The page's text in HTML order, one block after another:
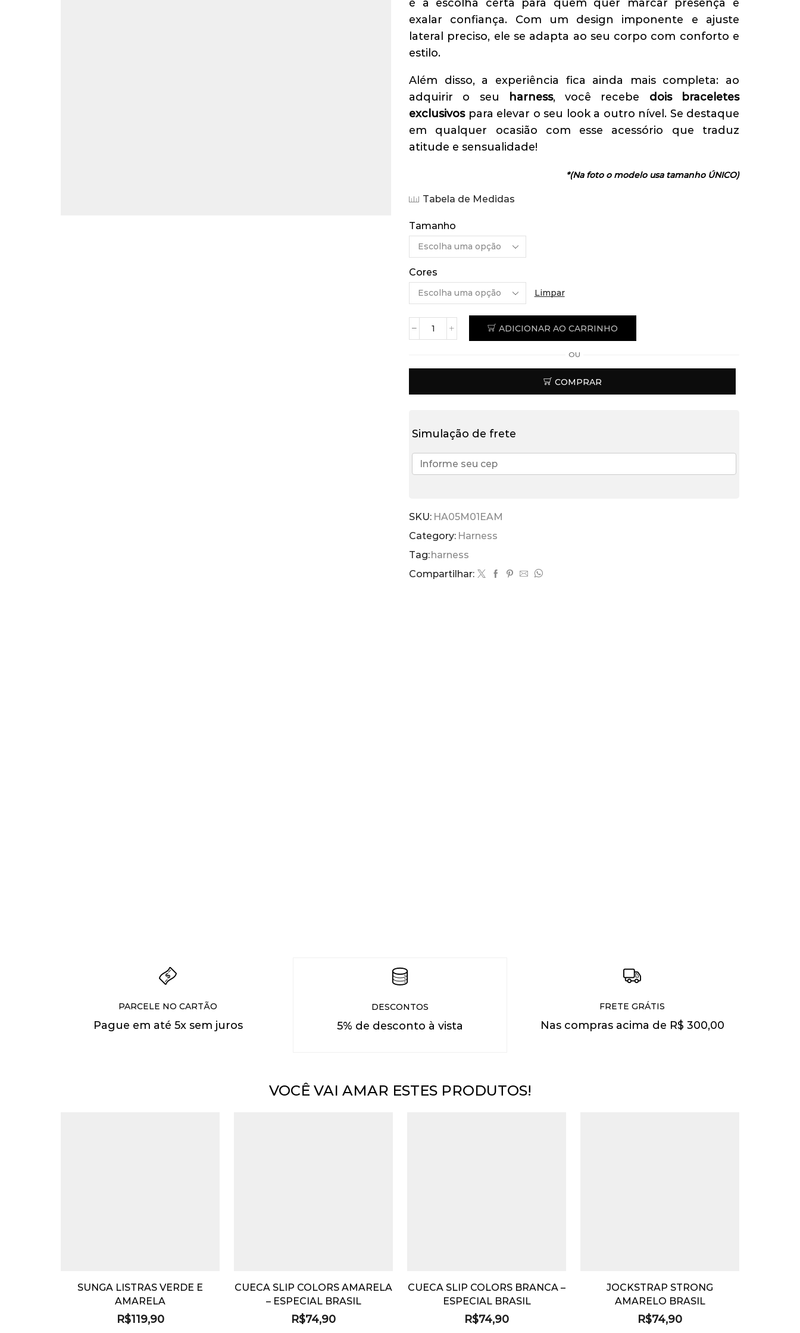
é a escolha certa para quem quer marcar presença e
exalar confiança. Com um design imponente e ajuste
lateral preciso, ele se adapta ao seu corpo com conforto e
estilo.
Além disso, a experiência fica ainda mais completa: ao
adquirir o seu
harness, você recebe dois braceletes
exclusivospara elevar o seu look a outro nível. Se destaque
em qualquer ocasião com esse acessório que traduz
atitude e sensualidade!
*(Na foto o modelo usa tamanho ÚNICO)
Tabela de Medidas
Tamanho
Cores
Limpar
ADICIONAR AO CARRINHO
OU
COMPRAR
Simulação de frete
SKU: HA05M01EAM
Category: Harness
Tag:harness
Compartilhar:
PARCELE NO CARTÃO
Pague em até 5x sem juros
DESCONTOS
5% de desconto à vista
FRETE GRÁTIS
Nas compras acima de R$ 300,00
VOCÊ VAI AMAR ESTES PRODUTOS!
SUNGA LISTRAS VERDE E
AMARELA
R$119,90
CUECA SLIP COLORS AMARELA
– ESPECIAL BRASIL
R$74,90
CUECA SLIP COLORS BRANCA –
ESPECIAL BRASIL
R$74,90
JOCKSTRAP STRONG
AMARELO BRASIL
R$74,90